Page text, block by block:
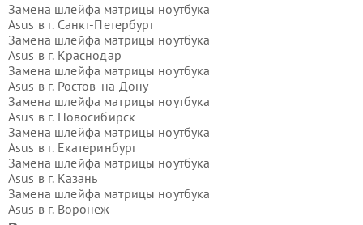
Замена шлейфа матрицы ноутбука
Asus в г. Санкт-Петербург
Замена шлейфа матрицы ноутбука
Asus в г. Краснодар
Замена шлейфа матрицы ноутбука
Asus в г. Ростов-на-Дону
Замена шлейфа матрицы ноутбука
Asus в г. Новосибирск
Замена шлейфа матрицы ноутбука
Asus в г. Екатеринбург
Замена шлейфа матрицы ноутбука
Asus в г. Казань
Замена шлейфа матрицы ноутбука
Asus в г. Воронеж